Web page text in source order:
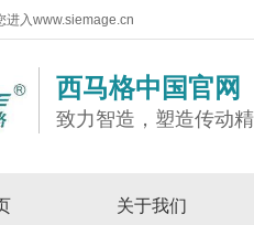
进入www.siemage.cn
西马格中国官网
致力智造，塑造传动
关于我们